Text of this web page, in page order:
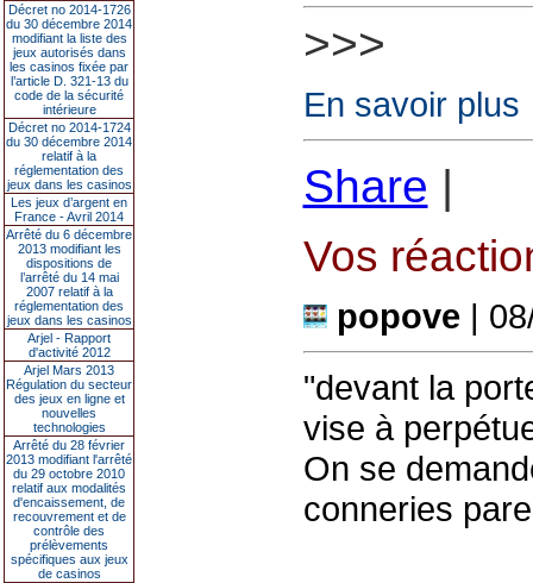
Décret no 2014-1726
du 30 décembre 2014
modifiant la liste des
jeux autorisés dans
les casinos fixée par
l’article D. 321-13 du
code de la sécurité
intérieure
Décret no 2014-1724
du 30 décembre 2014
relatif à la
réglementation des
jeux dans les casinos
Les jeux d’argent en
France - Avril 2014
Arrêté du 6 décembre
2013 modifiant les
dispositions de
l’arrêté du 14 mai
2007 relatif à la
réglementation des
jeux dans les casinos
Arjel - Rapport
d'activité 2012
Arjel Mars 2013
Régulation du secteur
des jeux en ligne et
nouvelles
technologies
Arrêté du 28 février
2013 modifiant l'arrêté
du 29 octobre 2010
relatif aux modalités
d'encaissement, de
recouvrement et de
contrôle des
prélèvements
spécifiques aux jeux
de casinos
>>>
En savoir plus
Share |
Vos
popove |
"devant la
vise à
On se
conneries